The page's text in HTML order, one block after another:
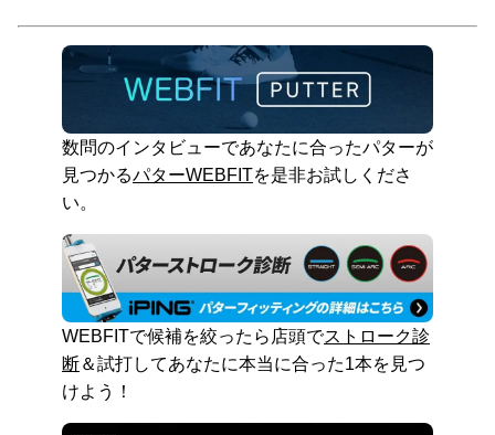
数問のインタビューであなたに合ったパターが
見つかるパターWEBFITを是非お試しくださ
い。
WEBFITで候補を絞ったら店頭でストローク診
断＆試打してあなたに本当に合った1本を見つ
けよう！